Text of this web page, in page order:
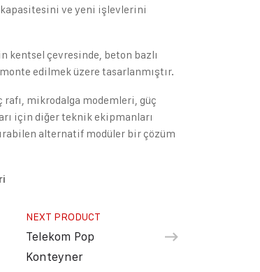
ve yeni işlevlerini
kentsel çevresinde, beton bazlı
edilmek üzere tasarlanmıştır.
mikrodalga modemleri, güç
için diğer teknik ekipmanları
alternatif modüler bir çözüm
NEXT PRODUCT
Telekom Pop
Konteyner